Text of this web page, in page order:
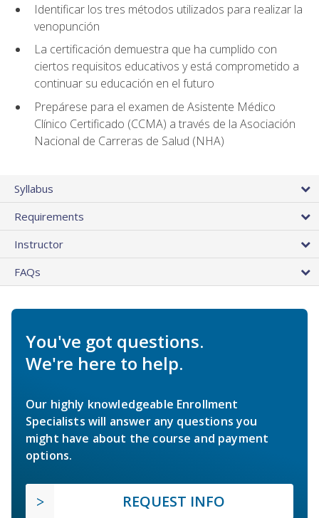
Identificar los tres métodos utilizados para realizar la
venopunción
La certificación demuestra que ha cumplido con
ciertos requisitos educativos y está comprometido a
continuar su educación en el futuro
Prepárese para el examen de Asistente Médico
Clínico Certificado (CCMA) a través de la Asociación
Nacional de Carreras de Salud (NHA)
Syllabus
Requirements
Instructor
FAQs
You've got questions.
We're here to help.
Our highly knowledgeable Enrollment
Specialists will answer any questions you
might have about the course and payment
options.
REQUEST INFO